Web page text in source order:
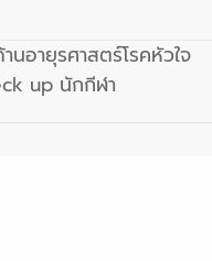
นอายุรศาสตร์โรคหัวใจ
up นักกีฬา